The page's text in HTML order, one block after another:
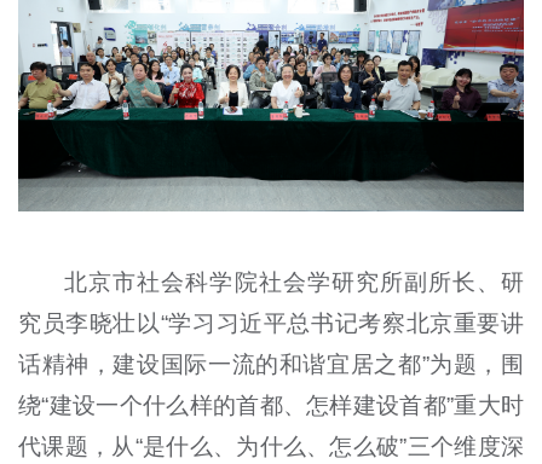
北京市社会科学院社会学研究所副所长、研
究员李晓壮以“学习习近平总书记考察北京重要讲
话精神，建设国际一流的和谐宜居之都”为题，围
绕“建设一个什么样的首都、怎样建设首都”重大时
代课题，从“是什么、为什么、怎么破”三个维度深